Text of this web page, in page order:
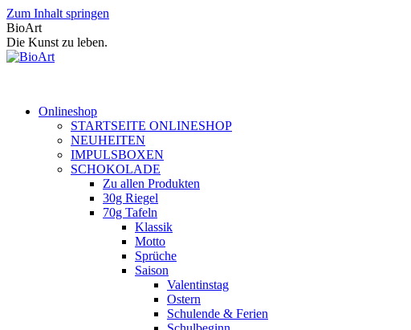
Zum Inhalt springen
BioArt
Die Kunst zu leben.
Onlineshop
STARTSEITE ONLINESHOP
NEUHEITEN
IMPULSBOXEN
SCHOKOLADE
Zu allen Produkten
30g Riegel
70g Tafeln
Klassik
Motto
Sprüche
Saison
Valentinstag
Ostern
Schulende & Ferien